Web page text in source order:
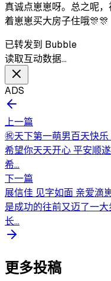
真诚点崽崽呀。总之呢
着崽崽买大房子住哦🎊🎊
已转发到 Bubble
读取互动数据…
ADS
上一篇
㊗️天下第一萌男百天快
希望你天天开心 平安顺
希...
下一篇
展信佳 见字如面 亲爱滴
是成功的往前又迈了一
长...
更多投稿